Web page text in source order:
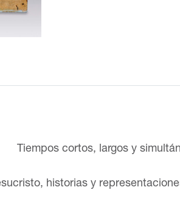
Tiempos cortos, largos y
historias y